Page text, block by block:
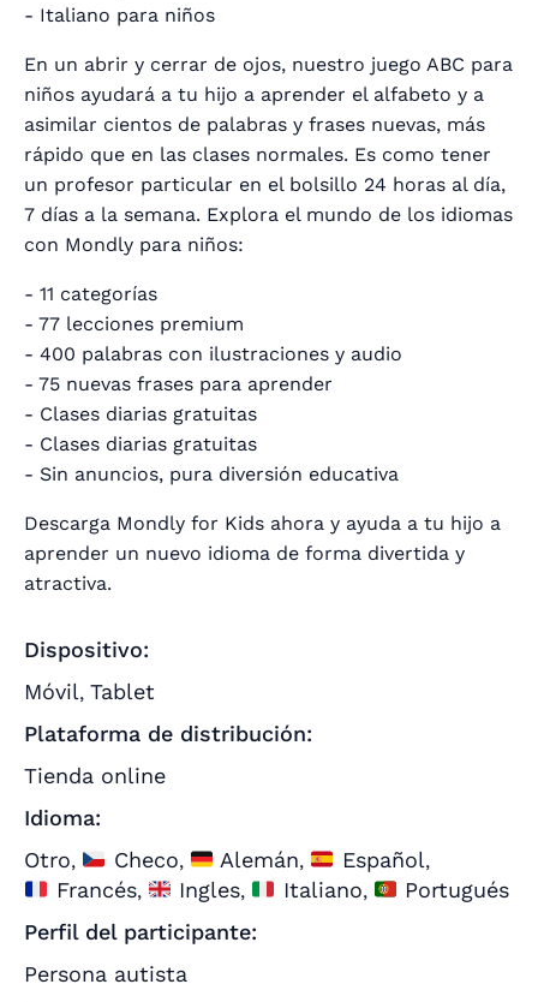
- Italiano para niños
En un abrir y cerrar de ojos, nuestro juego ABC para
niños ayudará a tu hijo a aprender el alfabeto y a
asimilar cientos de palabras y frases nuevas, más
rápido que en las clases normales. Es como tener
un profesor particular en el bolsillo 24 horas al día,
7 días a la semana. Explora el mundo de los idiomas
con Mondly para niños:
- 11 categorías
- 77 lecciones premium
- 400 palabras con ilustraciones y audio
- 75 nuevas frases para aprender
- Clases diarias gratuitas
- Clases diarias gratuitas
- Sin anuncios, pura diversión educativa
Descarga Mondly for Kids ahora y ayuda a tu hijo a
aprender un nuevo idioma de forma divertida y
atractiva.
Dispositivo:
Móvil, Tablet
Plataforma de distribución:
Tienda online
Idioma:
Otro, Checo, Alemán, Español,
Francés, Ingles, Italiano,
Portugués
Perfil del participante:
Persona autista